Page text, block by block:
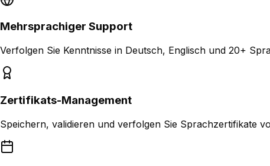
Mehrsprachiger Support
Verfolgen Sie Kenntnisse in Deutsch, Englisch und 20+
Zertifikats-Management
Speichern, validieren und verfolgen Sie Sprachzertifikate